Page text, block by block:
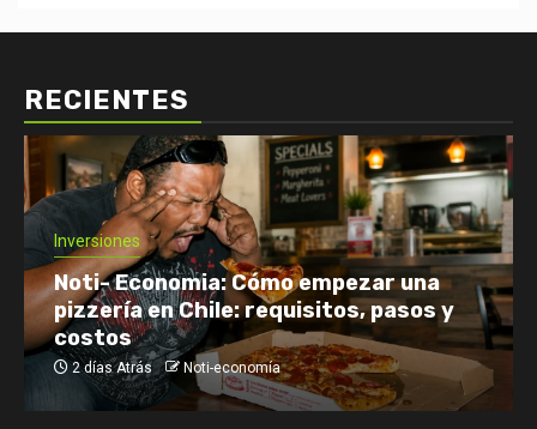
RECIENTES
Inversiones
Noti- Economia: Cómo empezar una
pizzería en Chile: requisitos, pasos y
costos
2 días Atrás Noti-economía